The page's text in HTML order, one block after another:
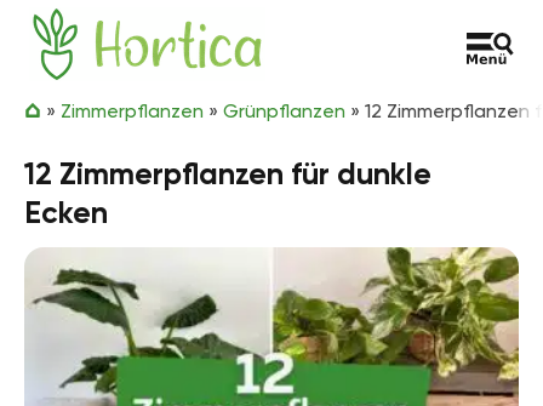
Zum Inhalt springen
Hortica
» Zimmerpflanzen » Grünpflanzen » 12 Zimmerpflanzen
12 Zimmerpflanzen für dunkle
Ecken